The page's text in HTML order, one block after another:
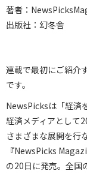
著者：
出版社：幻冬舎
連載で最初にご紹介
です。
NewsPicksは「経済
経済メディアとして
さまざまな展開を行
『NewsPicks
の20日に発売。全国